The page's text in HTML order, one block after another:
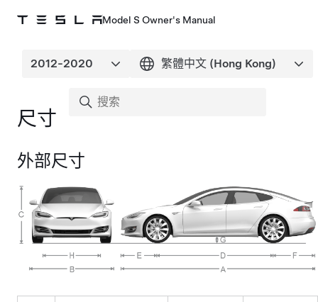
Model S Owner's Manual
尺寸
外部尺寸